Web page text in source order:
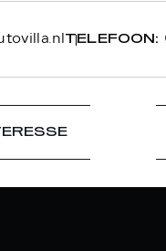
TELEFOON: